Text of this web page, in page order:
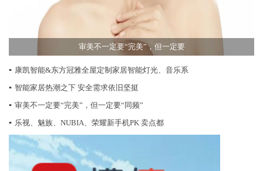
审美不一定要“完美”，但一定要
▪ 康凯智能&东方冠雅全屋定制家居智能灯光、音乐系
▪ 智能家居热潮之下 安全需求依旧坚挺
▪ 审美不一定要“完美”，但一定要“同频”
▪ 乐视、魅族、NUBIA、荣耀新手机PK 卖点都